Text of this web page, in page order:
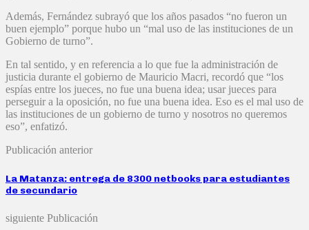
Además, Fernández subrayó que los años pasados “no fueron un
buen ejemplo” porque hubo un “mal uso de las instituciones de un
Gobierno de turno”.
En tal sentido, y en referencia a lo que fue la administración de
justicia durante el gobierno de Mauricio Macri, recordó que “los
espías entre los jueces, no fue una buena idea; usar jueces para
perseguir a la oposición, no fue una buena idea. Eso es el mal uso de
las instituciones de un gobierno de turno y nosotros no queremos
eso”, enfatizó.
Publicación anterior
La Matanza: entrega de 8300 netbooks para estudiantes
de secundario
siguiente Publicación